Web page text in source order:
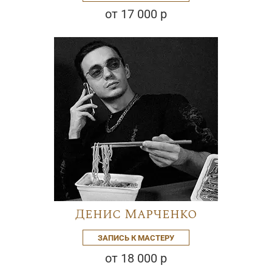
от 17 000 р
Денис Марченко
ЗАПИСЬ К МАСТЕРУ
от 18 000 р